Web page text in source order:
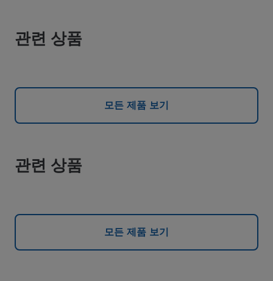
관련 상품
모든 제품 보기
관련 상품
모든 제품 보기